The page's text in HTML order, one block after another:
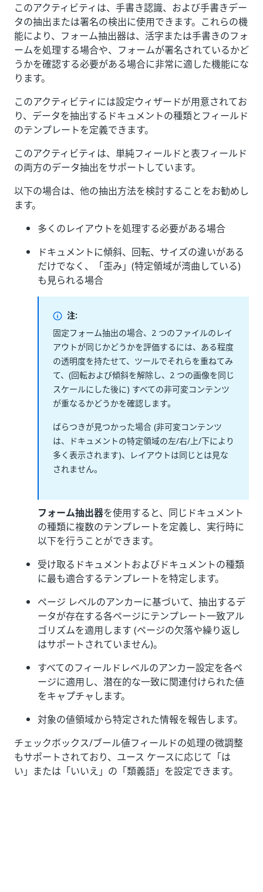
このアクティビティは、手書き認識、および手書きデー
タの抽出または署名の検出に使用できます。これらの機
能により、フォーム抽出器は、活字または手書きのフォ
ームを処理する場合や、フォームが署名されているかど
うかを確認する必要がある場合に非常に適した機能にな
ります。
このアクティビティには設定ウィザードが用意されてお
り、データを抽出するドキュメントの種類とフィールド
のテンプレートを定義できます。
このアクティビティは、単純フィールドと表フィールド
の両方のデータ抽出をサポートしています。
以下の場合は、他の抽出方法を検討することをお勧めし
ます。
多くのレイアウトを処理する必要がある場合
ドキュメントに傾斜、回転、サイズの違いがある
だけでなく、「歪み」(特定領域が湾曲している)
も見られる場合
注:
固定フォーム抽出の場合、2 つのファイルのレイ
アウトが同じかどうかを評価するには、ある程度
の透明度を持たせて、ツールでそれらを重ねてみ
て、(回転および傾斜を解除し、2 つの画像を同じ
スケールにした後に) すべての非可変コンテンツ
が重なるかどうかを確認します。
ばらつきが見つかった場合 (非可変コンテンツ
は、ドキュメントの特定領域の左/右/上/下により
多く表示されます)、レイアウトは同じとは見な
されません。
フォーム抽出器を使用すると、同じドキュメント
の種類に複数のテンプレートを定義し、実行時に
以下を行うことができます。
受け取るドキュメントおよびドキュメントの種類
に最も適合するテンプレートを特定します。
ページ レベルのアンカーに基づいて、抽出するデ
ータが存在する各ページにテンプレート一致アル
ゴリズムを適用します (ページの欠落や繰り返し
はサポートされていません)。
すべてのフィールドレベルのアンカー設定を各ペ
ージに適用し、潜在的な一致に関連付けられた値
をキャプチャします。
対象の値領域から特定された情報を報告します。
チェックボックス/ブール値フィールドの処理の微調整
もサポートされており、ユース ケースに応じて「は
い」または「いいえ」の「類義語」を設定できます。